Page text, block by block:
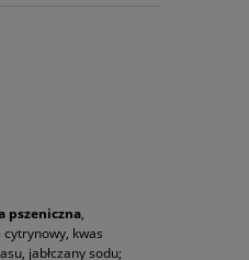
pszeniczna,
kwas
jabłczany sodu;